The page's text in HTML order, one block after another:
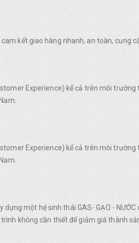
kết giao hàng nhanh, an toàn, cung
Experience) kể cả trên môi
Experience) kể cả trên môi
một hệ sinh thái GAS- GẠO -
không cần thiết để giảm giá thành